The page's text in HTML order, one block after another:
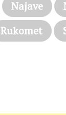
Najave
Rukomet